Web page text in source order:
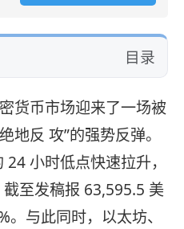
目录
货币市场迎来了一场被
地反 攻”的强势反弹。
小时低点快速拉升，
至发稿报 63,595.5 美
与此同时，以太坊、